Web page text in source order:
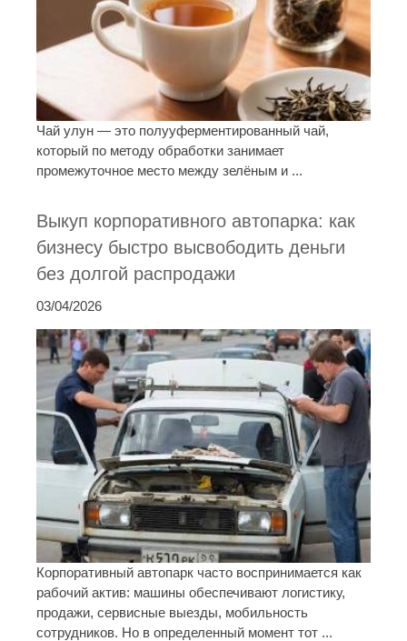
Чай улун — это полууферментированный чай,
который по методу обработки занимает
промежуточное место между зелёным и ...
Выкуп корпоративного автопарка: как
бизнесу быстро высвободить деньги
без долгой распродажи
03/04/2026
Корпоративный автопарк часто воспринимается как
рабочий актив: машины обеспечивают логистику,
продажи, сервисные выезды, мобильность
сотрудников. Но в определенный момент тот ...